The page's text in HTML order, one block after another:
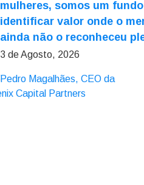
mulheres, somos um
identificar valor onde o
ainda não o reconheceu
3 de Agosto, 2026